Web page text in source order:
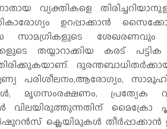
വ്യക്തികളെ
ഉറപ്പാക്കാന്‍
സാമഗ്രികളുടെ ശേഖരണവും
തയ്യാറാക്കിയ കരട്
മൃഗസംരക്ഷണം, പ്രത്യേക
മൈക്രോ
ക്ലെയിമുകള്‍